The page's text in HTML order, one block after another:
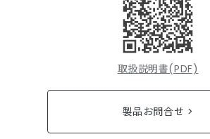
取扱説明書(PDF)
製品お問合せ >